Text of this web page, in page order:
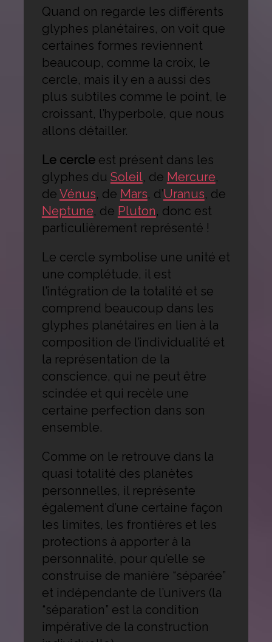
Quand on regarde les différents
glyphes planétaires, on voit que
certaines formes reviennent
beaucoup, comme la croix, le
cercle, mais il y en a aussi des
plus subtiles comme le point, le
croissant, l’hyperbole, que nous
allons détailler.
Le cercleest présent dans les
glyphes du Soleil, de Mercure,
de Vénus, de Mars, d’Uranus, de
Neptune, de Pluton, donc est
particulièrement représenté !
Le cercle symbolise une unité et
une complétude, il est
l’intégration de la totalité et se
comprend beaucoup dans les
glyphes planétaires en lien à la
composition de l’individualité et
la représentation de la
conscience, qui ne peut être
scindée et qui recèle une
certaine perfection dans son
ensemble.
Comme on le retrouve dans la
quasi totalité des planètes
personnelles, il représente
également d’une certaine façon
les limites, les frontières et les
protections à apporter à la
personnalité, pour qu’elle se
construise de manière “séparée”
et indépendante de l’univers (la
“séparation” est la condition
impérative de la construction